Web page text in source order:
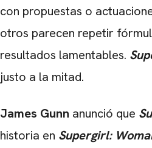
con propuestas o
otros parecen repetir
resultados lamentables.
justo a la mitad.
James Gunn anunció que
historia en Supergirl: